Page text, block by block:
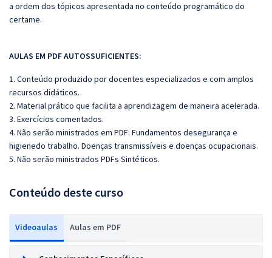
a ordem dos tópicos apresentada no conteúdo programático do
certame.
AULAS EM PDF AUTOSSUFICIENTES:
1. Conteúdo produzido por docentes especializados e com amplos
recursos didáticos.
2. Material prático que facilita a aprendizagem de maneira acelerada.
3. Exercícios comentados.
4. Não serão ministrados em PDF: Fundamentos desegurança e
higienedo trabalho. Doenças transmissíveis e doenças ocupacionais.
5. Não serão ministrados PDFs Sintéticos.
Conteúdo deste curso
Videoaulas Aulas em PDF